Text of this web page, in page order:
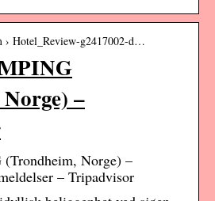
› Hotel_Review-g2417002-d…
–
Norge) –
– Tripadvisor